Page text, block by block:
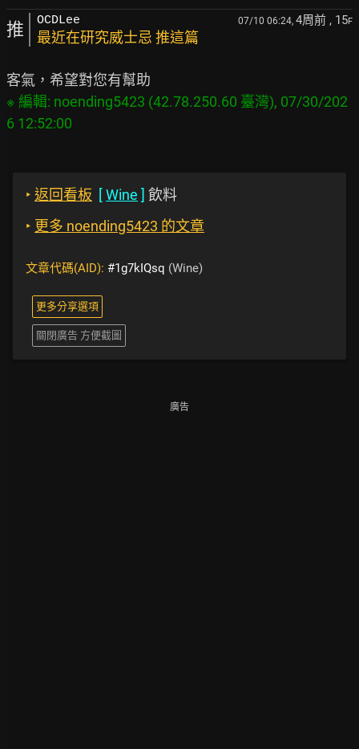
推 OCDLee 07/10 06:24, 4周前 , 15F
最近在研究威士忌 推這篇
※ 編輯: noending5423 (42.78.250.60 臺灣), 07/30/202
‣ 返回看板 [Wine ] 飲料
‣ 更多 noending5423 的文章
文章代碼(AID): #1g7kIQsq (Wine)
更多分享選項
關閉廣告 方便截圖
廣告